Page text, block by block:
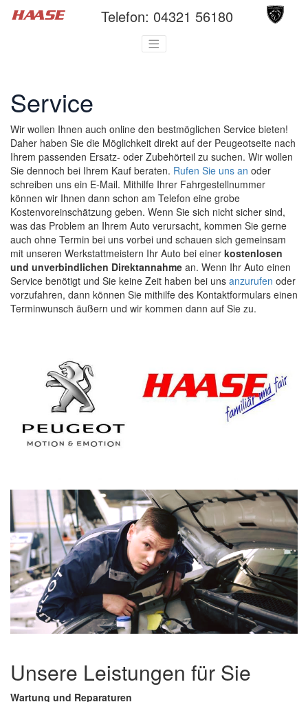
Telefon: 04321 56180
Service
Wir wollen Ihnen auch online den bestmöglichen Service bieten!
Daher haben Sie die Möglichkeit direkt auf der Peugeotseite nach
Ihrem passenden Ersatz- oder Zubehörteil zu suchen. Wir wollen
Sie dennoch bei Ihrem Kauf beraten. Rufen Sie uns an oder
schreiben uns ein E-Mail. Mithilfe Ihrer Fahrgestellnummer
können wir Ihnen dann schon am Telefon eine grobe
Kostenvoreinschätzung geben. Wenn Sie sich nicht sicher sind,
was das Problem an Ihrem Auto verursacht, kommen Sie gerne
auch ohne Termin bei uns vorbei und schauen sich gemeinsam
mit unseren Werkstattmeistern Ihr Auto bei einer kostenlosen
und unverbindlichen Direktannahme an. Wenn Ihr Auto einen
Service benötigt und Sie keine Zeit haben bei uns anzurufen oder
vorzufahren, dann können Sie mithilfe des Kontaktformulars einen
Terminwunsch äußern und wir kommen dann auf Sie zu.
Unsere Leistungen für Sie
Wartung und Reparaturen